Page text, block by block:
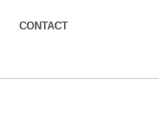
CONTACT